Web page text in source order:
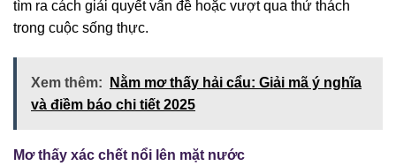
tìm ra cách giải quyết vấn đề hoặc vượt qua thử thách
trong cuộc sống thực.
Xem thêm:
Nằm mơ thấy hải cẩu: Giải mã ý nghĩa
và điềm báo chi tiết 2025
Mơ thấy xác chết nổi lên mặt nước